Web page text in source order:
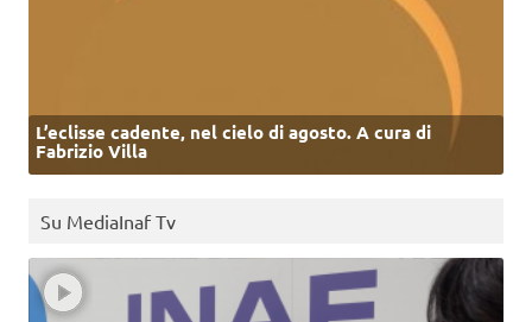
L’eclisse cadente, nel cielo di agosto. A cura di
Fabrizio Villa
Su MediaInaf Tv